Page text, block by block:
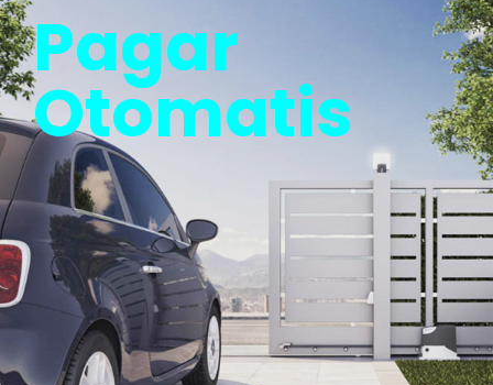
Pagar
Otomatis